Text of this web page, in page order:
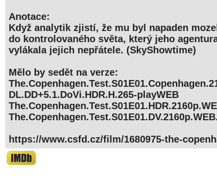
Anotace:
Když analytik zjistí, že mu byl napaden
do kontrolovaného světa, který jeho
vylákala jejich nepřátele. (SkyShowtime)
Mělo by sedět na verze:
DL.DD+5.1.DoVi.HDR.H.265-playWEB
https://www.csfd.cz/film/1680975-the-